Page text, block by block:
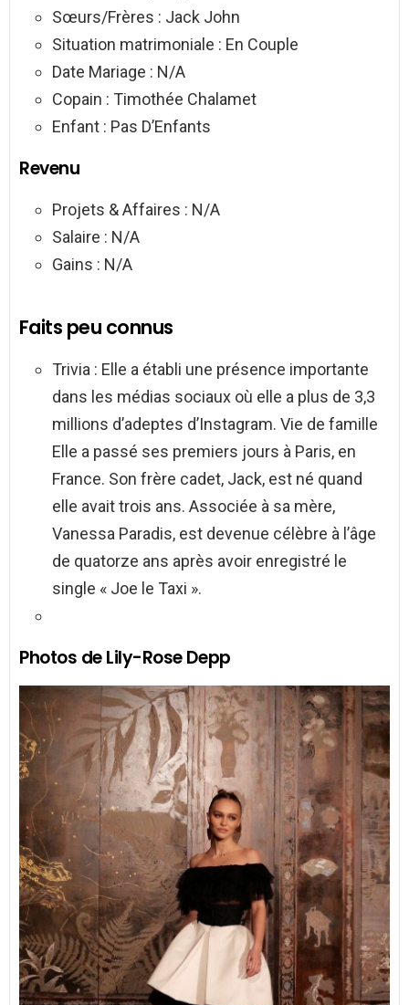
Sœurs/Frères : Jack John
Situation matrimoniale : En Couple
Date Mariage : N/A
Copain : Timothée Chalamet
Enfant : Pas D’Enfants
Revenu
Projets & Affaires : N/A
Salaire : N/A
Gains : N/A
Faits peu connus
Trivia : Elle a établi une présence importante
dans les médias sociaux où elle a plus de 3,3
millions d’adeptes d’Instagram. Vie de famille
Elle a passé ses premiers jours à Paris, en
France. Son frère cadet, Jack, est né quand
elle avait trois ans. Associée à sa mère,
Vanessa Paradis, est devenue célèbre à l’âge
de quatorze ans après avoir enregistré le
single « Joe le Taxi ».
Photos de Lily-Rose Depp